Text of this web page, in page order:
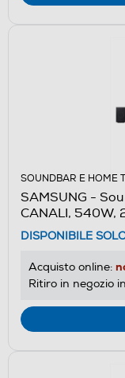
SOUNDBAR E HOME
SAMSUNG -
CANALI, 540W,
DISPONIBILE
Acquisto online:
Ritiro in negozio